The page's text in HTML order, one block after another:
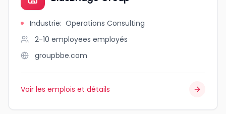
Industrie: Operations Consulting
2-10 employees employés
groupbbe.com
Voir les emplois et détails